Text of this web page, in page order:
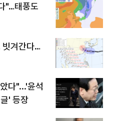
"…태풍도
빗겨간다…
다"...'윤석
' 등장